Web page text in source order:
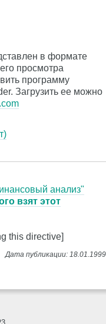
в формате
просмотра
программу
Загрузить ее можно
анализ"
взят этот
this directive]